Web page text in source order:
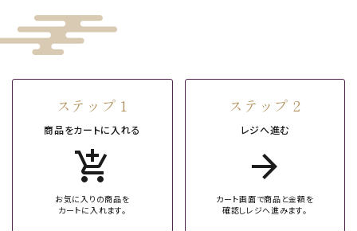
ステップ 1
商品をカートに入れる
add_shopping_cart
お気に入りの商品を
カートに入れます。
ステップ 2
レジへ進む
arrow_forward
カート画面で商品と金額を
確認しレジへ進みます。